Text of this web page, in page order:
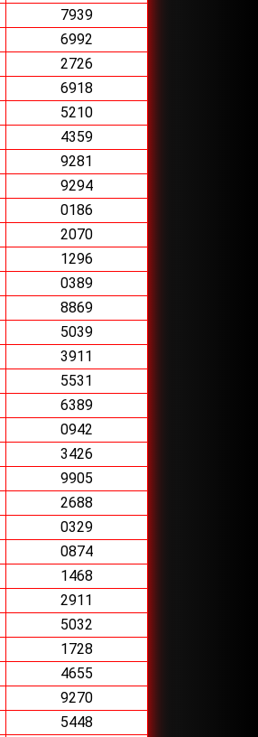
7939
6992
2726
6918
5210
4359
9281
9294
0186
2070
1296
0389
8869
5039
3911
5531
6389
0942
3426
9905
2688
0329
0874
1468
2911
5032
1728
4655
9270
5448